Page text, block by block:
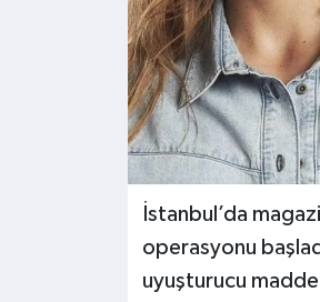
İstanbul’da
operasyonu
uyuşturucu madde